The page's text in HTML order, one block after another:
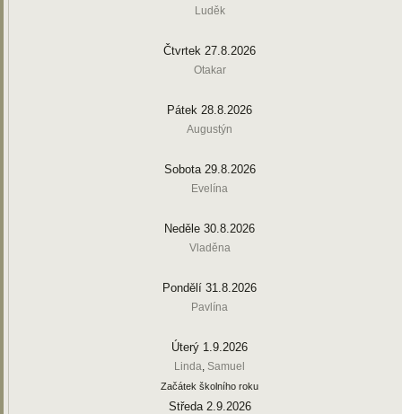
Luděk
Čtvrtek 27.8.2026
Otakar
Pátek 28.8.2026
Augustýn
Sobota 29.8.2026
Evelína
Neděle 30.8.2026
Vladěna
Pondělí 31.8.2026
Pavlína
Úterý 1.9.2026
Linda, Samuel
Začátek školního roku
Středa 2.9.2026